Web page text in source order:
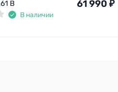
B
В наличии
61 990 ₽